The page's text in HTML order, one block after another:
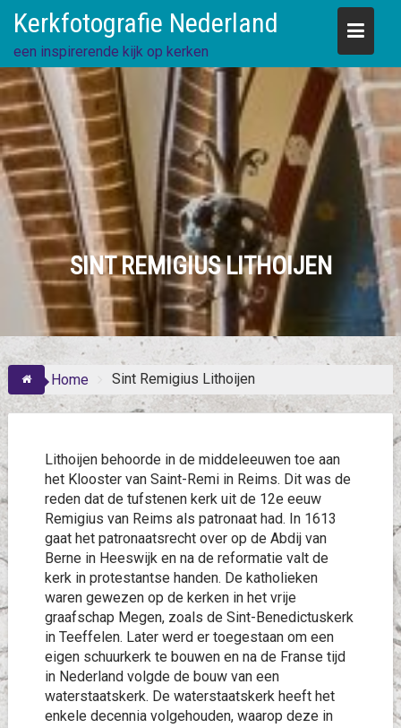
content
Kerkfotografie Nederland
een inspirerende kijk op kerken
SINT REMIGIUS LITHOIJEN
Home Sint Remigius Lithoijen
Lithoijen behoorde in de middeleeuwen toe aan
het Klooster van Saint-Remi in Reims. Dit was de
reden dat de tufstenen kerk uit de 12e eeuw
Remigius van Reims als patronaat had. In 1613
gaat het patronaatsrecht over op de Abdij van
Berne in Heeswijk en na de reformatie valt de
kerk in protestantse handen. De katholieken
waren gewezen op de kerken in het vrije
graafschap Megen, zoals de Sint-Benedictuskerk
in Teeffelen. Later werd er toegestaan om een
eigen schuurkerk te bouwen en na de Franse tijd
in Nederland volgde de bouw van een
waterstaatskerk. De waterstaatskerk heeft het
enkele decennia volgehouden, waarop deze in